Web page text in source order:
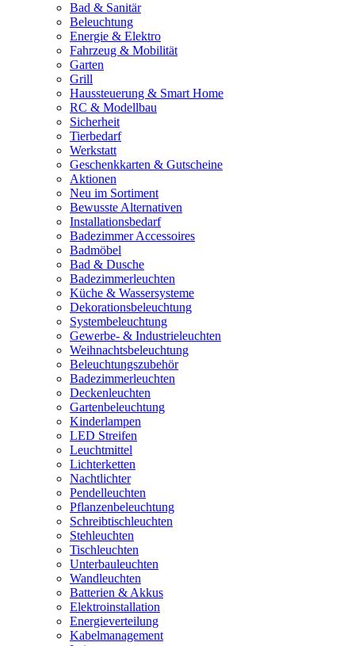
Bad & Sanitär
Beleuchtung
Energie & Elektro
Fahrzeug & Mobilität
Garten
Grill
Haussteuerung & Smart Home
RC & Modellbau
Sicherheit
Tierbedarf
Werkstatt
Geschenkkarten & Gutscheine
Aktionen
Neu im Sortiment
Bewusste Alternativen
Installationsbedarf
Badezimmer Accessoires
Badmöbel
Bad & Dusche
Badezimmerleuchten
Küche & Wassersysteme
Dekorationsbeleuchtung
Systembeleuchtung
Gewerbe- & Industrieleuchten
Weihnachtsbeleuchtung
Beleuchtungszubehör
Badezimmerleuchten
Deckenleuchten
Gartenbeleuchtung
Kinderlampen
LED Streifen
Leuchtmittel
Lichterketten
Nachtlichter
Pendelleuchten
Pflanzenbeleuchtung
Schreibtischleuchten
Stehleuchten
Tischleuchten
Unterbauleuchten
Wandleuchten
Batterien & Akkus
Elektroinstallation
Energieverteilung
Kabelmanagement